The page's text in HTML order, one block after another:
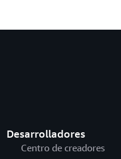
Desarrolladores
Centro de creadores